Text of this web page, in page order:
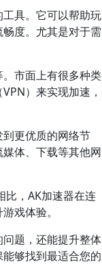
具。它可以帮助玩
度。尤其是对于需
市面上有很多种类
）来实现加速，
更优质的网络节
体、下载等其他网
比，AK加速器在连
戏体验。
题，还能提升整体
够找到最适合您的